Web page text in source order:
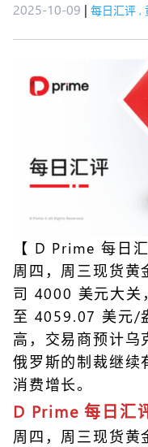
2025-10-09 | 每日汇评 ,
【 D Prime 每日
周四，周三现货黄
司 4000 美元大关
至 4059.07 美元/
高，交易商预计乌
俄罗斯的制裁继续
消费增长。
D Prime 每日汇
周四，周三现货黄